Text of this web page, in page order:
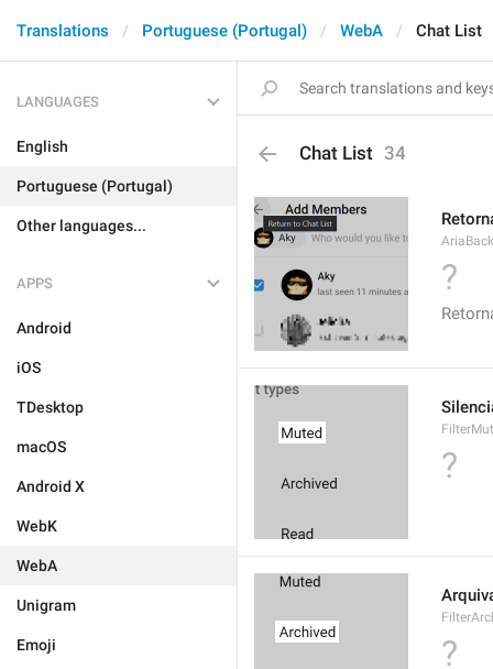
Translations Portuguese (Portugal) WebA Chat List
LANGUAGES
English
Portuguese (Portugal)
Other languages...
APPS
Android
iOS
TDesktop
macOS
Android X
WebK
WebA
Unigram
Emoji
Chat List 34
?
?
?